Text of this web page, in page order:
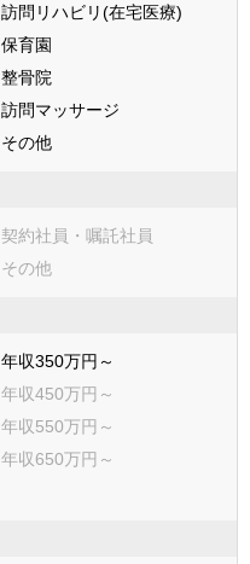
長崎県
訪問リハビリ(在宅医療)
保育園
整骨院
訪問マッサージ
その他
契約社員・嘱託社員
その他
年収350万円～
年収450万円～
年収550万円～
年収650万円～